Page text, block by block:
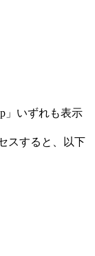
」いずれも表示
スすると、以下